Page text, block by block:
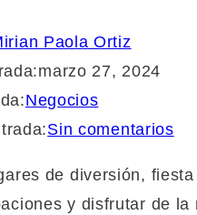
Paola Ortiz
marzo 27, 2024
Negocios
Sin comentarios
de diversión,
y disfrutar de